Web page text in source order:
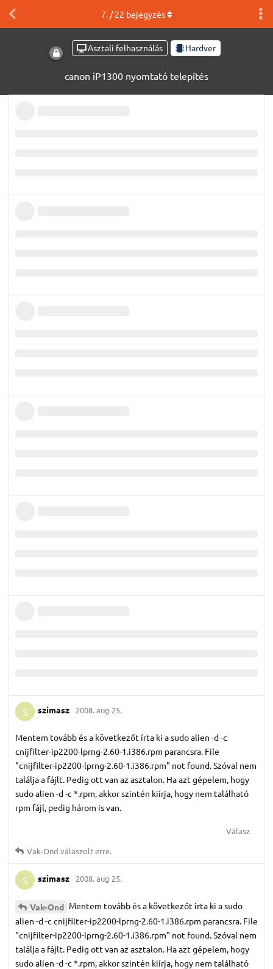
Asztali felhasználás Hardver
canon iP1300 nyomtató telepítés
7. /22 bejegyzés
S szimasz 2008. aug 25.
Mentem tovább és a következőt írta ki a sudo alien -d -c
cnijfilter-ip2200-lprng-2.60-1.i386.rpm parancsra. File
"cnijfilter-ip2200-lprng-2.60-1.i386.rpm" not found. Szóval nem
találja a fájlt. Pedig ott van az asztalon. Ha azt gépelem, hogy
sudo alien -d -c *.rpm, akkor szintén kiírja, hogy nem található
rpm fájl, pedig három is van.
Válasz
Vak-Ond válaszolt erre.
S szimasz 2008. aug 25.
Vak-Ond Mentem tovább és a következőt írta ki a sudo
alien -d -c cnijfilter-ip2200-lprng-2.60-1.i386.rpm parancsra. File
"cnijfilter-ip2200-lprng-2.60-1.i386.rpm" not found. Szóval nem
találja a fájlt. Pedig ott van az asztalon. Ha azt gépelem, hogy
sudo alien -d -c *.rpm, akkor szintén kiírja, hogy nem található